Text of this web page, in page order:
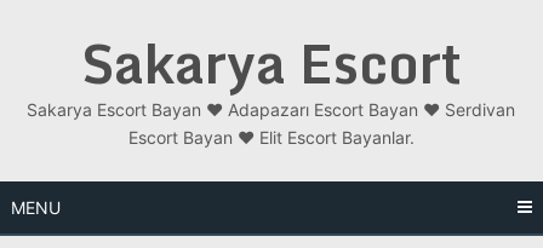
Sakarya Escort
Sakarya Escort Bayan ❤️ Adapazarı Escort Bayan ❤️ Serdivan
Escort Bayan ❤️ Elit Escort Bayanlar.
MENU